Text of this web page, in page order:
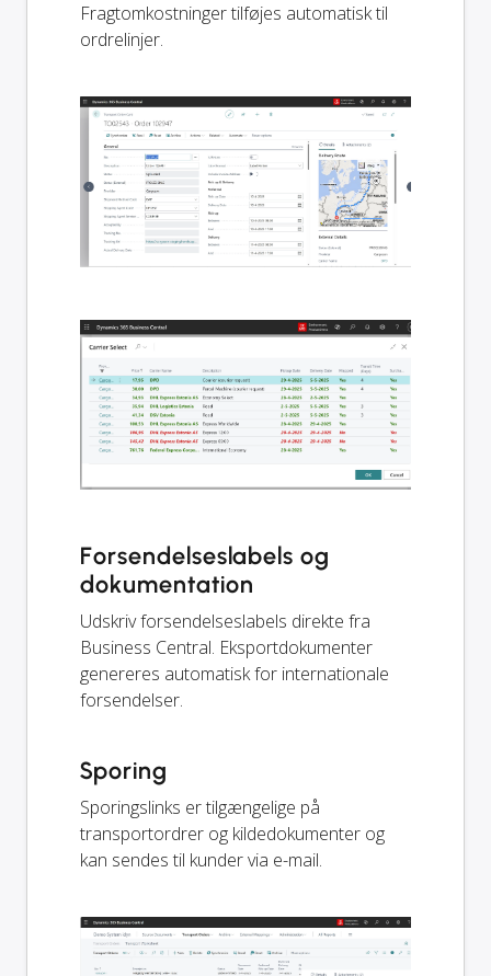
Fragtomkostninger tilføjes automatisk til
ordrelinjer.
Forsendelseslabels og
dokumentation
Udskriv forsendelseslabels direkte fra
Business Central. Eksportdokumenter
genereres automatisk for internationale
forsendelser.
Sporing
Sporingslinks er tilgængelige på
transportordrer og kildedokumenter og
kan sendes til kunder via e-mail.